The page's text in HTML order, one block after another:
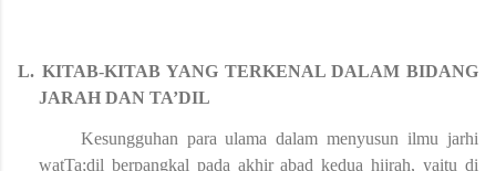
L. KITAB-KITAB YANG TERKENAL DALAM BIDANG
JARAH DAN TA’DIL
Kesungguhan para ulama dalam menyusun ilmu jarhi
watTa;dil berpangkal pada akhir abad kedua hijrah, yaitu di